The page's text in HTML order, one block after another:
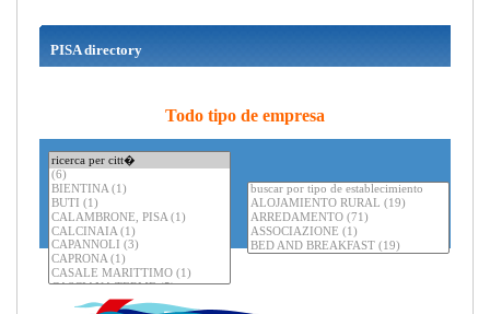
PISA directory
Todo tipo de empresa